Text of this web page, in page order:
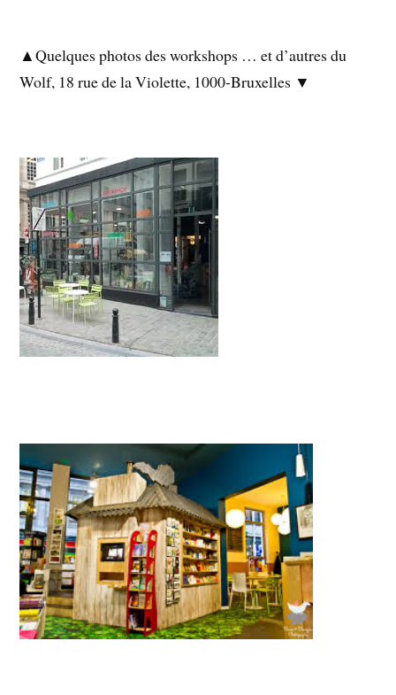
▲Quelques photos des workshops … et d’autres du
Wolf, 18 rue de la Violette, 1000-Bruxelles ▼